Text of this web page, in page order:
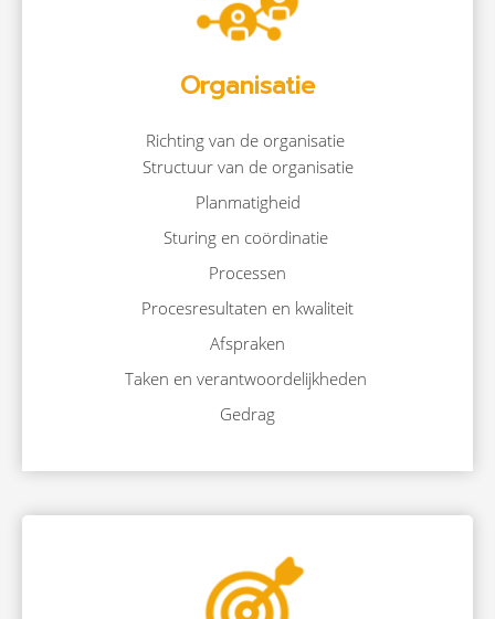
Organisatie
Richting van de organisatie
Structuur van de organisatie
Planmatigheid
Sturing en coördinatie
Processen
Procesresultaten en kwaliteit
Afspraken
Taken en verantwoordelijkheden
Gedrag